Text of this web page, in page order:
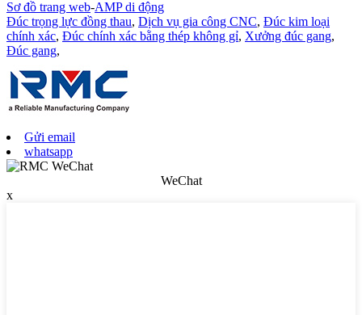
Sơ đồ trang web-AMP di động
Đúc trọng lực đồng thau, Dịch vụ gia công CNC, Đúc kim loại
chính xác, Đúc chính xác bằng thép không gỉ, Xưởng đúc gang,
Đúc gang,
Gửi email
whatsapp
WeChat
x